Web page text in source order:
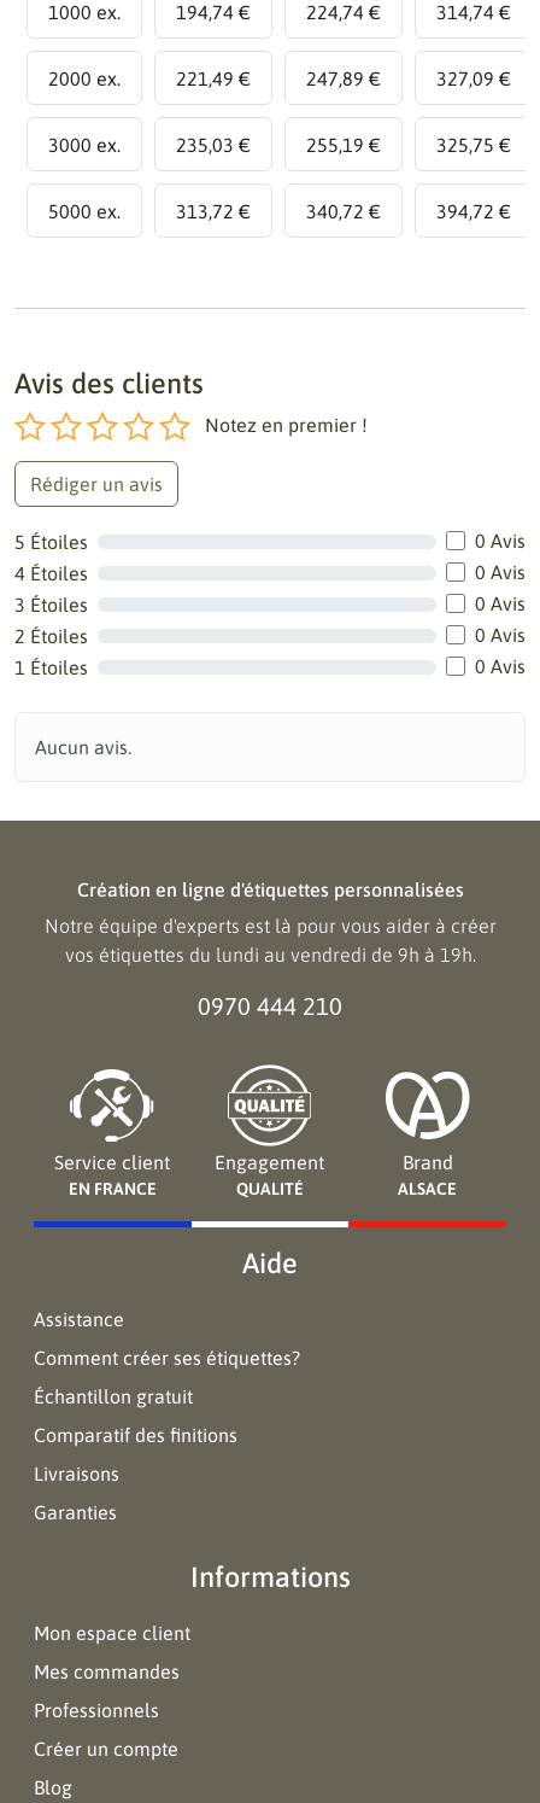
1000 ex. 194,74 € 224,74 € 314,74 €
2000 ex. 221,49 € 247,89 € 327,09 €
3000 ex. 235,03 € 255,19 € 325,75 €
5000 ex. 313,72 € 340,72 € 394,72 €
Avis des clients
Notez en premier !
Rédiger un avis
5 Étoiles
0 Avis
4 Étoiles
0 Avis
3 Étoiles
0 Avis
2 Étoiles
0 Avis
1 Étoiles
0 Avis
Aucun avis.
Création en ligne d'étiquettes personnalisées
Notre équipe d'experts est là pour vous aider à créer
vos étiquettes du lundi au vendredi de 9h à 19h.
0970 444 210
Service client
EN FRANCE
Engagement
QUALITÉ
Brand
ALSACE
Aide
Assistance
Comment créer ses étiquettes?
Échantillon gratuit
Comparatif des finitions
Livraisons
Garanties
Informations
Mon espace client
Mes commandes
Professionnels
Créer un compte
Blog